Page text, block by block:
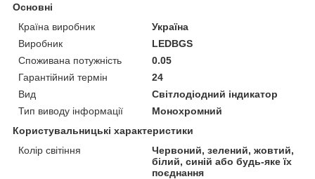
Основні
Країна виробник
Україна
Виробник
LEDBGS
Споживана потужність
0.05
Гарантійний термін
24
Вид
Світлодіодний індикатор
Тип виводу інформації
Монохромний
Користувальницькі характеристики
Колір світіння
Червоний, зелений, жовтий,
білий, синій або будь-яке їх
поєднання